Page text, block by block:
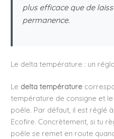
plus efficace que de
permanence.
Le delta température : un
Le delta température
température de consigne et
poêle. Par défaut, il est réglé à
Ecofire. Concrètement, si tu
poêle se remet en route